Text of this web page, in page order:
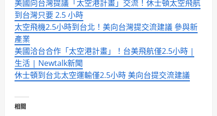
美國向台灣提議「太空港計畫」交流！休士頓太空飛航
到台灣只要 2.5 小時
太空飛機2.5小時到台北！美向台灣提交流建議 參與新
產業
美國洽台合作「太空港計畫」！台美飛航僅2.5小時 |
生活 | Newtalk新聞
休士頓到台北太空運輸僅2.5小時 美向台提交流建議
相關